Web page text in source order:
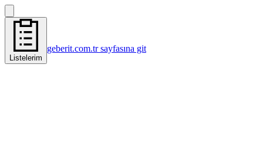
Listelerim
geberit.com.tr sayfasına git